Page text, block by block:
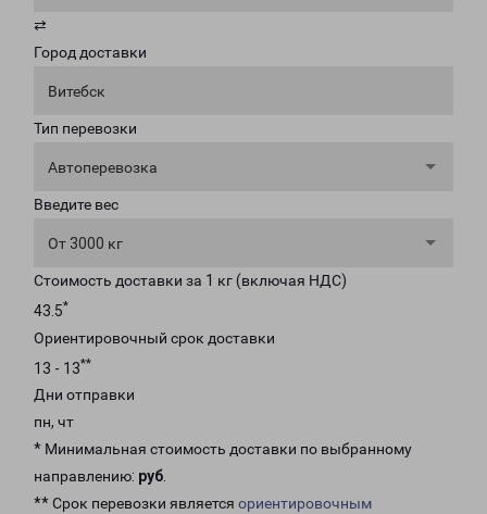
⇄
Город доставки
Витебск
Тип перевозки
Автоперевозка
Введите вес
От 3000 кг
Стоимость доставки за 1 кг (включая НДС)
43.5*
Ориентировочный срок доставки
13 - 13**
Дни отправки
пн, чт
* Минимальная стоимость доставки по выбранному
направлению: руб.
** Срок перевозки является ориентировочным